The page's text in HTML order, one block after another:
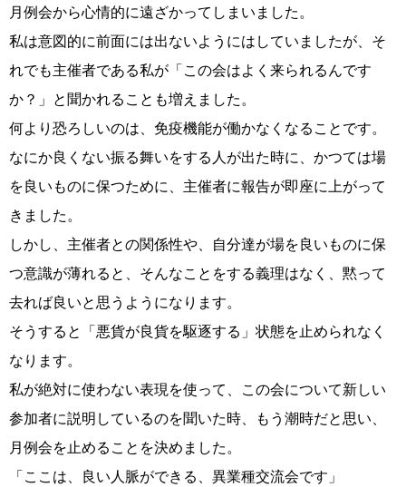
月例会から心情的に遠ざかってしまいました。
私は意図的に前面には出ないようにはしていましたが、そ
れでも主催者である私が「この会はよく来られるんです
か？」と聞かれることも増えました。
何より恐ろしいのは、免疫機能が働かなくなることです。
なにか良くない振る舞いをする人が出た時に、かつては場
を良いものに保つために、主催者に報告が即座に上がって
きました。
しかし、主催者との関係性や、自分達が場を良いものに保
つ意識が薄れると、そんなことをする義理はなく、黙って
去れば良いと思うようになります。
そうすると「悪貨が良貨を駆逐する」状態を止められなく
なります。
私が絶対に使わない表現を使って、この会について新しい
参加者に説明しているのを聞いた時、もう潮時だと思い、
月例会を止めることを決めました。
「ここは、良い人脈ができる、異業種交流会です」